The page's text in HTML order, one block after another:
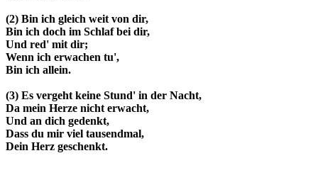
(2) Bin ich gleich weit von dir,
Bin ich doch im Schlaf bei dir,
Und red' mit dir;
Wenn ich erwachen tu',
Bin ich allein.
(3) Es vergeht keine Stund' in der Nacht,
Da mein Herze nicht erwacht,
Und an dich gedenkt,
Dass du mir viel tausendmal,
Dein Herz geschenkt.